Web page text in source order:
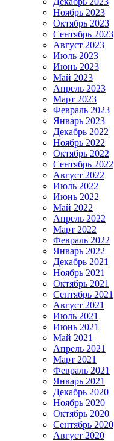
Ноябрь 2023
Октябрь 2023
Сентябрь 2023
Август 2023
Июль 2023
Июнь 2023
Май 2023
Апрель 2023
Март 2023
Февраль 2023
Январь 2023
Декабрь 2022
Ноябрь 2022
Октябрь 2022
Сентябрь 2022
Август 2022
Июль 2022
Июнь 2022
Май 2022
Апрель 2022
Март 2022
Февраль 2022
Январь 2022
Декабрь 2021
Ноябрь 2021
Октябрь 2021
Сентябрь 2021
Август 2021
Июль 2021
Июнь 2021
Май 2021
Апрель 2021
Март 2021
Февраль 2021
Январь 2021
Декабрь 2020
Ноябрь 2020
Октябрь 2020
Сентябрь 2020
Август 2020